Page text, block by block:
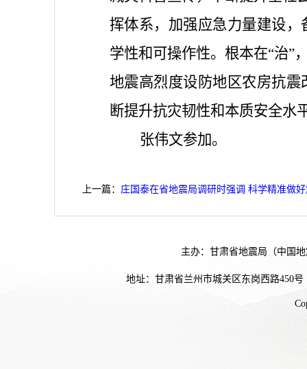
挥体系，加强应急力量建设
学性和可操作性。根本在“治”
地震高烈度设防地区农房抗
断提升抗灾韧性和本质安全水
张伟文参加。
上一篇： 庄国泰在省地震局调研时强调 ​科学精准做
主办：甘肃省地震局（中国
地址：甘肃省兰州市城关区东岗西路450号